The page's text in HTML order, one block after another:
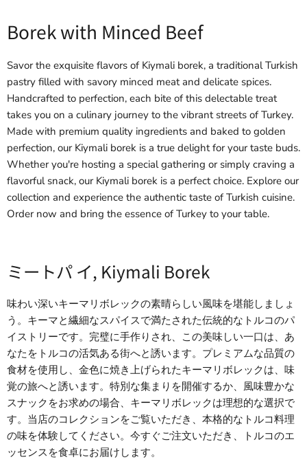
Borek with Minced Beef
Savor the exquisite flavors of Kiymali borek, a traditional Turkish
pastry filled with savory minced meat and delicate spices.
Handcrafted to perfection, each bite of this delectable treat
takes you on a culinary journey to the vibrant streets of Turkey.
Made with premium quality ingredients and baked to golden
perfection, our Kiymali borek is a true delight for your taste buds.
Whether you're hosting a special gathering or simply craving a
flavorful snack, our Kiymali borek is a perfect choice. Explore our
collection and experience the authentic taste of Turkish cuisine.
Order now and bring the essence of Turkey to your table.
ミートパ イ, Kiymali Borek
味わい深いキーマリボレックの素晴らしい風味を堪能しましょ
う。キーマと繊細なスパイスで満たされた伝統的なトルコのパ
イストリーです。完璧に手作りされ、この美味しい一口は、あ
なたをトルコの活気ある街へと誘います。プレミアムな品質の
食材を使用し、金色に焼き上げられたキーマリボレックは、味
覚の旅へと誘います。特別な集まりを開催するか、風味豊かな
スナックをお求めの場合、キーマリボレックは理想的な選択で
す。当店のコレクションをご覧いただき、本格的なトルコ料理
の味を体験してください。今すぐご注文いただき、トルコのエ
ッセンスを食卓にお届けします。